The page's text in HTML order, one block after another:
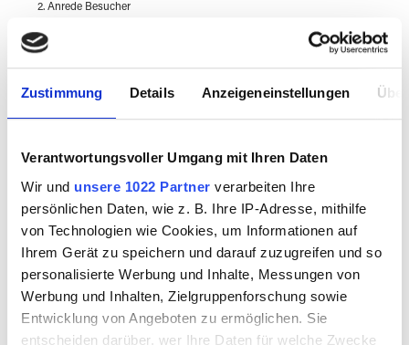
Zustimmung Details Anzeigeneinstellungen
Verantwortungsvoller Umgang mit Ihren Daten
Wir und unsere 1022 Partner verarbeiten Ihre
persönlichen Daten, wie z. B. Ihre IP-Adresse, mithilfe
von Technologien wie Cookies, um Informationen auf
Ihrem Gerät zu speichern und darauf zuzugreifen und so
personalisierte Werbung und Inhalte, Messungen von
Werbung und Inhalten, Zielgruppenforschung sowie
Entwicklung von Angeboten zu ermöglichen. Sie
entscheiden darüber, wer Ihre Daten für welche Zwecke
2. Anrede Besucher
2. Nachname
3. Anrede Besucher
3. Nachname